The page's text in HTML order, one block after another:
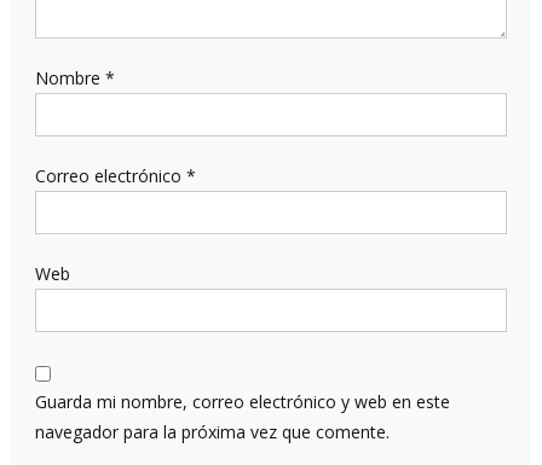
Nombre *
Correo electrónico *
Web
Guarda mi nombre, correo electrónico y web en este
navegador para la próxima vez que comente.